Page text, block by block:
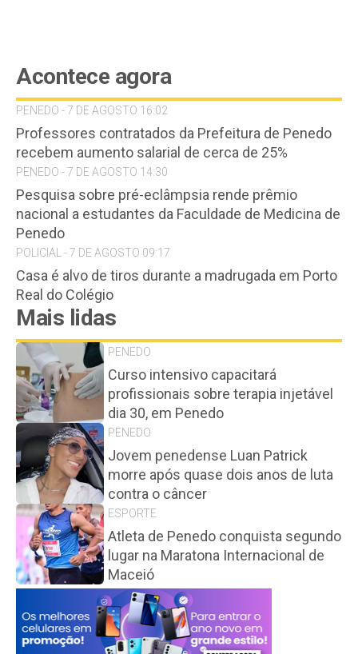
Acontece agora
PENEDO - 7 DE AGOSTO 16:02
Professores contratados da Prefeitura de Penedo
recebem aumento salarial de cerca de 25%
PENEDO - 7 DE AGOSTO 14:30
Pesquisa sobre pré-eclâmpsia rende prêmio
nacional a estudantes da Faculdade de Medicina de
Penedo
POLICIAL - 7 DE AGOSTO 09:17
Casa é alvo de tiros durante a madrugada em Porto
Real do Colégio
Mais lidas
PENEDO
Curso intensivo capacitará
profissionais sobre terapia injetável
dia 30, em Penedo
PENEDO
Jovem penedense Luan Patrick
morre após quase dois anos de luta
contra o câncer
ESPORTE
Atleta de Penedo conquista segundo
lugar na Maratona Internacional de
Maceió